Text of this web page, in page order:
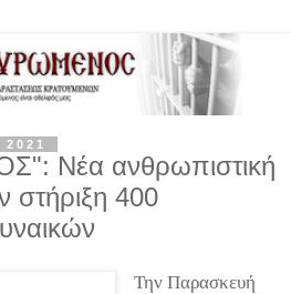
Νέα ανθρωπιστική
στήριξη 400
Την Παρασκευή